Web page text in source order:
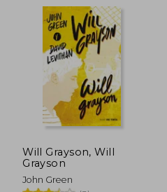
40%
dcto. $ 40.249
Will Grayson, Will
Grayson
John Green